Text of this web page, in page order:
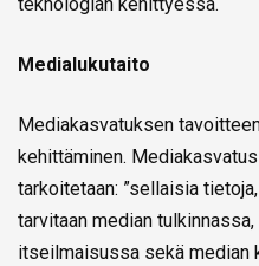
Medialukutaito
Mediakasvatuksen
kehittäminen.
tarkoitetaan: ”sellaisia
tarvitaan median
itseilmaisussa sekä median